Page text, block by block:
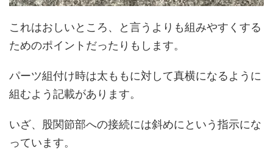
これはおしいところ、と言うよりも組みやすくする
ためのポイントだったりもします。
パーツ組付け時は太ももに対して真横になるように
組むよう記載があります。
いざ、股関節部への接続には斜めにという指示にな
っています。